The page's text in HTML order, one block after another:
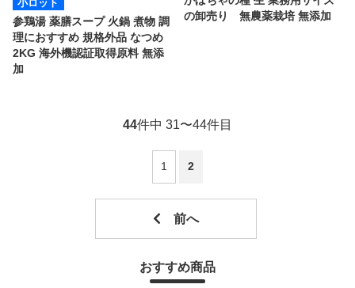
小ロット
参鶏湯 薬膳スープ 火鍋 煮物 調
理におすすめ 規格外品 なつめ
2KG 海外機認証取得原料 無添
加
の卸売り 無農薬栽培 無添加
44件中 31〜44件目
1 2
おすすめ商品